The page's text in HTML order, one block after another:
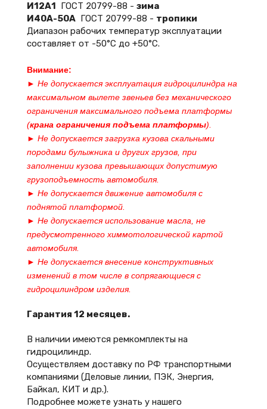
И12А1 ГОСТ 20799-88 - зима
И40А-50А ГОСТ 20799-88 - тропики
Диапазон рабочих температур эксплуатации
составляет от -50°С до +50°С.
Внимание:
► Не допускается эксплуатация гидроцилиндра на
максимальном вылете звеньев без механического
ограничения максимального подъема платформы
(крана ограничения подъема платформы).
► Не допускается загрузка кузова скальными
породами булыжника и других грузов, при
заполнении кузова превышающих допустимую
грузоподъемность автомобиля.
► Не допускается движение автомобиля с
поднятой платформой.
► Не допускается использование масла, не
предусмотренного химмотологической картой
автомобиля.
► Не допускается внесение конструктивных
изменений в том числе в сопрягающиеся с
гидроцилиндром изделия.
Гарантия 12 месяцев.
В наличии имеются ремкомплекты на
гидроцилиндр.
Осуществляем доставку по РФ транспортными
компаниями (Деловые линии, ПЭК, Энергия,
Байкал, КИТ и др.).
Подробнее можете узнать у нашего